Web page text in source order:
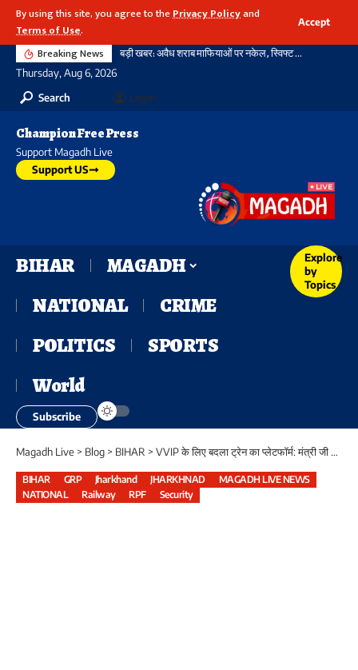
By using this site, you agree to thePrivacy Policyand
Terms of Use.
Accept
Breaking News बड़ी खबर: अवैध शराब माफियाओं पर नकेल, स्विफ्ट कार से भारी मात्रा में विदेशी शराब और बीयर बरामद
Thursday, Aug 6, 2026
Search
Login
Champion Free Press
Support Magadh Live
Support US
BIHAR
MAGADH
NATIONAL
CRIME
POLITICS
SPORTS
World
Explore
by
Topics
Subscribe
Magadh Live > Blog > BIHAR > VVIP के लिए बदला ट्रेन का प्लेटफॉर्म: मंत्री जी की सुविधा को गया जंक्शन पर डाउन अजमेर-सियालदह एक्सप्रेस 1 नंबर पर ली गई, यात्रियों ने मंत्री से किए सवाल
BIHAR GRP Jharkhand JHARKHNAD
MAGADH LIVE NEWS
NATIONAL
Railway RPF Security